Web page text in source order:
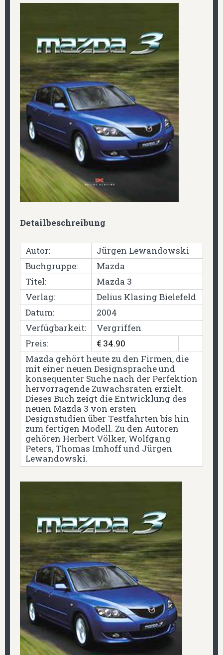
Detailbeschreibung
Autor:
Jürgen Lewandowski
Buchgruppe:
Mazda
Titel:
Mazda 3
Verlag:
Delius Klasing Bielefeld
Datum:
2004
Verfügbarkeit:
Vergriffen
Preis:
€ 34.90
Mazda gehört heute zu den Firmen, die
mit einer neuen Designsprache und
konsequenter Suche nach der Perfektion
hervorragende Zuwachsraten erzielt.
Dieses Buch zeigt die Entwicklung des
neuen Mazda 3 von ersten
Designstudien über Testfahrten bis hin
zum fertigen Modell. Zu den Autoren
gehören Herbert Völker, Wolfgang
Peters, Thomas Imhoff und Jürgen
Lewandowski.